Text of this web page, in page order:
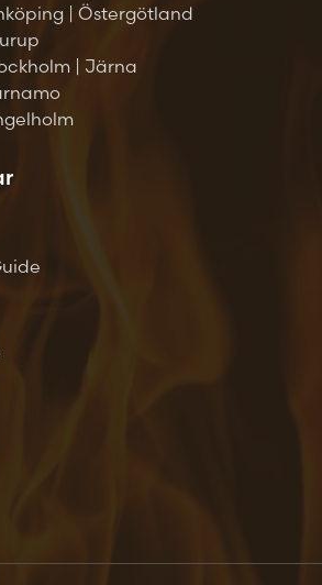
| Östergötland
| Järna